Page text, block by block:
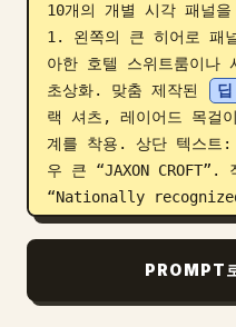
10개의 개별 시각 패널을
1. 왼쪽의 큰 히어로 패
아한 호텔 스위트룸이나
초상화. 맞춤 제작된
랙 셔츠, 레이어드 목걸
계를 착용. 상단 텍스트:
우 큰 “JAXON CROFT”.
“Nationally
effortless style,
2. 상단 중앙 패널: 로스
어. 크림색 디너 재킷과
PROMPT